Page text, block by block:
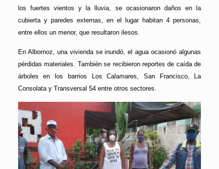
los fuertes vientos y la lluvia, se ocasionaron daños en la
cubierta y paredes externas, en el lugar habitan 4 personas,
entre ellos un menor, que resultaron ilesos.
En Albornoz, una vivienda se inundó, el agua ocasionó algunas
pérdidas materiales. También se recibieron reportes de caída de
árboles en los barrios Los Calamares, San Francisco, La
Consolata y Transversal 54 entre otros sectores.